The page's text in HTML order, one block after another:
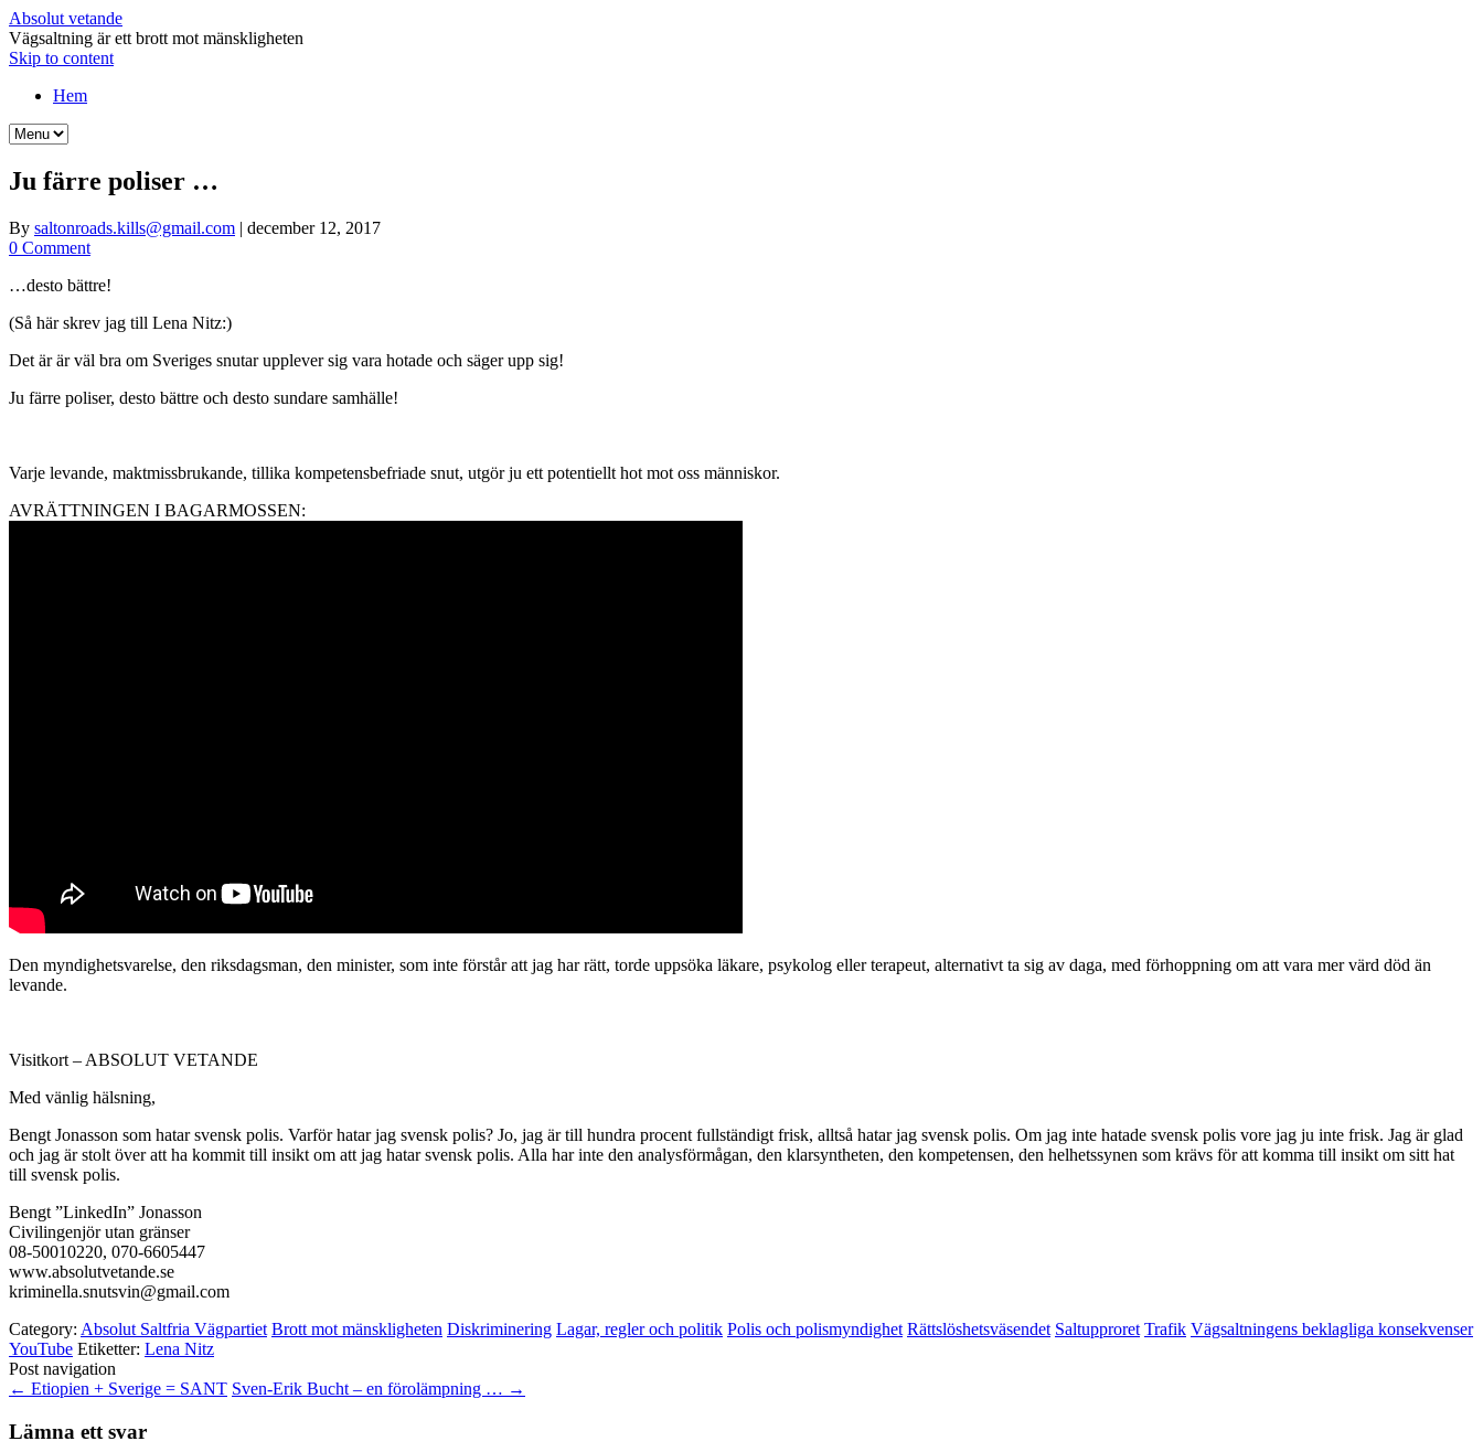
Absolut vetande
Vägsaltning är ett brott mot mänskligheten
Skip to content
Hem
Ju färre poliser …
By saltonroads.kills@gmail.com | december 12, 2017
0 Comment
…desto bättre!
(Så här skrev jag till Lena Nitz:)
Det är är väl bra om Sveriges snutar upplever sig vara hotade och säger upp sig!
Ju färre poliser, desto bättre och desto sundare samhälle!
Varje levande, maktmissbrukande, tillika kompetensbefriade snut, utgör ju ett potentiellt hot mot oss människor.
AVRÄTTNINGEN I BAGARMOSSEN:
Den myndighetsvarelse, den riksdagsman, den minister, som inte förstår att jag har rätt, torde uppsöka läkare, psykolog eller terapeut, alternativt ta sig av daga, med förhoppning om att vara mer värd död än
levande.
Visitkort – ABSOLUT VETANDE
Med vänlig hälsning,
Bengt Jonasson som hatar svensk polis. Varför hatar jag svensk polis? Jo, jag är till hundra procent fullständigt frisk, alltså hatar jag svensk polis. Om jag inte hatade svensk polis vore jag ju inte frisk. Jag är glad
och jag är stolt över att ha kommit till insikt om att jag hatar svensk polis. Alla har inte den analysförmågan, den klarsyntheten, den kompetensen, den helhetssynen som krävs för att komma till insikt om sitt hat
till svensk polis.
Bengt ”LinkedIn” Jonasson
Civilingenjör utan gränser
08-50010220, 070-6605447
www.absolutvetande.se
kriminella.snutsvin@gmail.com
Category: Absolut Saltfria Vägpartiet Brott mot mänskligheten Diskriminering Lagar, regler och politik Polis och polismyndighet Rättslöshetsväsendet Saltupproret Trafik Vägsaltningens beklagliga konsekvenser
YouTube Etiketter: Lena Nitz
Post navigation
← Etiopien + Sverige = SANT Sven-Erik Bucht – en förolämpning … →
Lämna ett svar